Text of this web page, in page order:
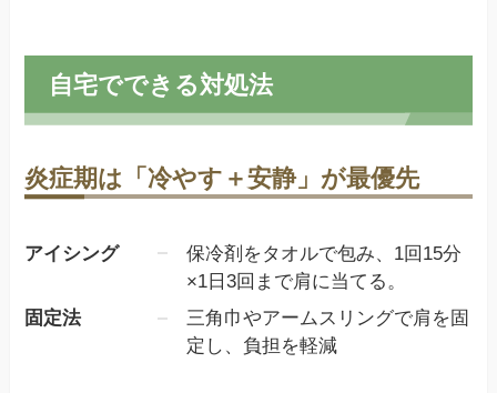
自宅でできる対処法
炎症期は「冷やす＋安静」が最優先
アイシング
保冷剤をタオルで包み、1回15分
×1日3回まで肩に当てる。
固定法
三角巾やアームスリングで肩を固
定し、負担を軽減